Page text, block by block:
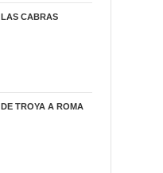
LAS CABRAS
DE TROYA A ROMA